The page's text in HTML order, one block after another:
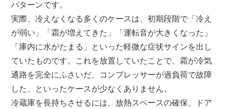
パターンです。
実際、冷えなくなる多くのケースは、初期段階で「冷え
が弱い」「霜が増えてきた」「運転音が大きくなった」
「庫内に水がたまる」といった軽微な症状サインを出し
ていたものです。これを放置していたことで、霜が冷気
通路を完全にふさいだ、コンプレッサーが過負荷で故障
した、といったケースが少なくありません。
冷蔵庫を長持ちさせるには、放熱スペースの確保、ドア